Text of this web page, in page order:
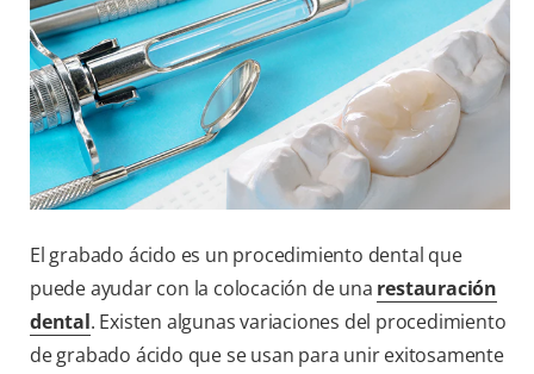
PROMOCIONES
SV (ES)
SUSCRÍBASE
El grabado ácido es un procedimiento dental que
puede ayudar con la colocación de una restauración
dental. Existen algunas variaciones del procedimiento
de grabado ácido que se usan para unir exitosamente